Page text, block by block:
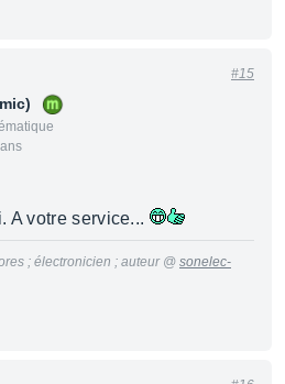
#15
A votre service...
; électronicien ; auteur @ sonelec-